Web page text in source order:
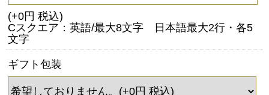
(+0円 税込)
Cスクエア：英語/最大8文字 日本語最大2行・各5
文字
ギフト包装